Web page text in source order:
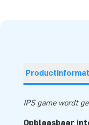
IPS game wordt
Opblaasbaar